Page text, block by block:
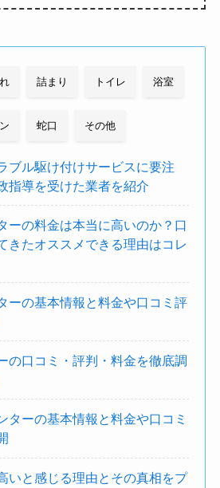
詰まり トイレ 浴室
蛇口 その他
ブル駆け付けサービスに要注
指導を受けた業者を紹介
ーの料金は本当に高いのか？口
きたオススメできる理由はコレ
ーの基本情報と料金や口コミ評
の口コミ・評判・料金を徹底調
ターの基本情報と料金や口コミ
いと感じる理由とその真相をプ